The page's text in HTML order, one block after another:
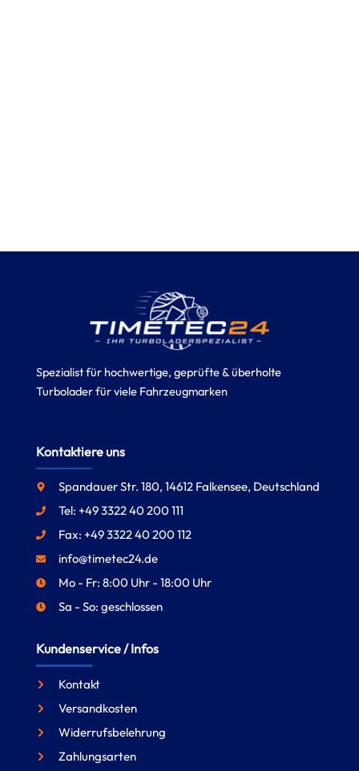
Spezialist für hochwertige, geprüfte & überholte
Turbolader für viele Fahrzeugmarken
Kontaktiere uns
Spandauer Str. 180, 14612 Falkensee, Deutschland
Tel: +49 3322 40 200 111
Fax: +49 3322 40 200 112
info@timetec24.de
Mo - Fr: 8:00 Uhr - 18:00 Uhr
Sa - So: geschlossen
Kundenservice / Infos
Kontakt
Versandkosten
Widerrufsbelehrung
Zahlungsarten